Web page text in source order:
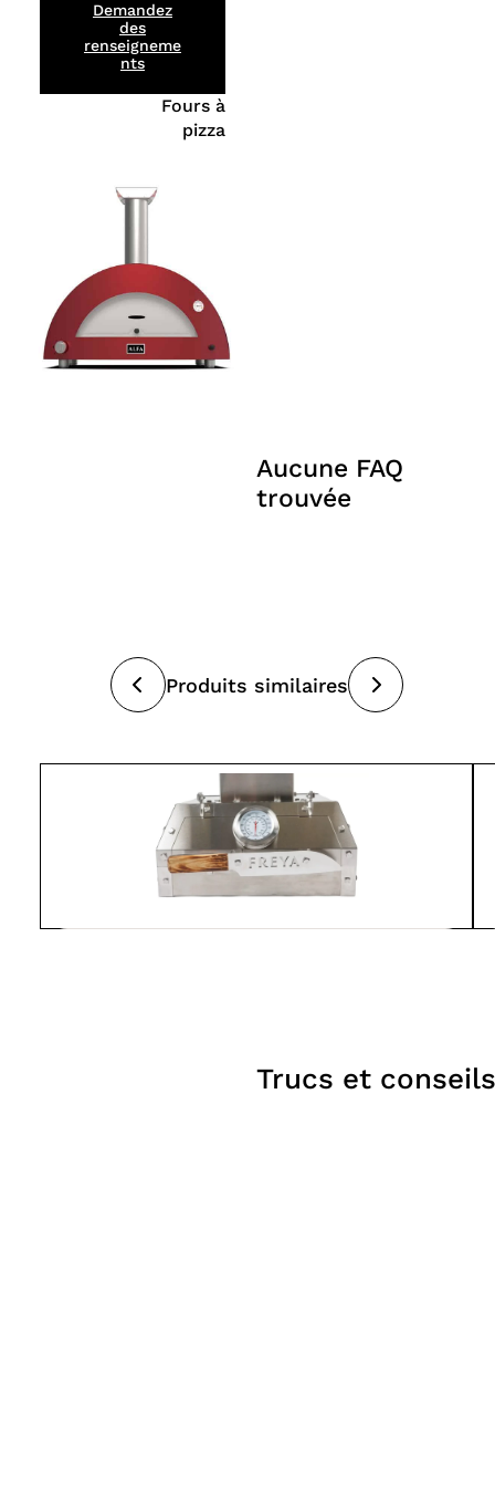
Fours à
pizza
Demandez
des
renseigneme
nts
Aucune FAQ
trouvée
Produits similaires
Trucs et conseils